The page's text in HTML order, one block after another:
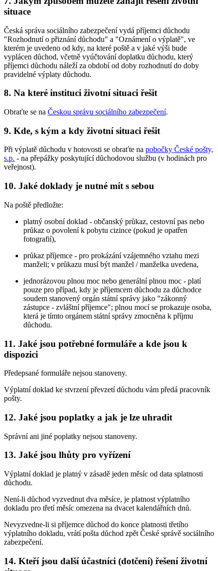
situace
Česká správa sociálního zabezpečení vydá příjemci důchodu
"Rozhodnutí o přiznání důchodu" a "Oznámení o výplatě", ve
kterém je uvedeno od kdy, na které poště a v jaké výši bude
vyplácen důchod, včetně vyúčtování doplatku důchodu, který
příjemci důchodu náleží za období od doby rozhodnutí do doby
pravidelné výplaty důchodu.
8. Na které instituci životní situaci řešit
Obraťte se na Českou správu sociálního zabezpečení.
9. Kde, s kým a kdy životní situaci řešit
Při výplatě důchodu v hotovosti se obraťte na pobočky České pošty,
s.p. - na přepážky poskytující důchodovou službu (v hodinách pro
veřejnost).
10. Jaké doklady je nutné mít s sebou
Na poště předložte:
platný osobní doklad - občanský průkaz, cestovní pas nebo
průkaz o povolení k pobytu cizince (pokud je opatřen
fotografií),
průkaz příjemce - pro prokázání vzájemného vztahu mezi
manželi; v průkazu musí být manžel / manželka uvedena,
jednorázovou plnou moc nebo generální plnou moc - platí
pouze pro případ, kdy je příjemcem důchodu za důchodce
soudem stanovený orgán státní správy jako "zákonný
zástupce - zvláštní příjemce"; plnou mocí se prokazuje osoba,
která je tímto orgánem státní správy zmocněna k příjmu
důchodu.
11. Jaké jsou potřebné formuláře a kde jsou k
dispozici
Předepsané formuláře nejsou stanoveny.
Výplatní doklad ke stvrzení převzetí důchodu vám předá pracovník
pošty.
12. Jaké jsou poplatky a jak je lze uhradit
Správní ani jiné poplatky nejsou stanoveny.
13. Jaké jsou lhůty pro vyřízení
Výplatní doklad je platný v zásadě jeden měsíc od data splatnosti
důchodu.
Není-li důchod vyzvednut dva měsíce, je platnost výplatního
dokladu pro třetí měsíc omezena na dvacet kalendářních dnů.
Nevyzvedne-li si příjemce důchod do konce platnosti třetího
výplatního dokladu, vrátí pošta důchod zpět České správě sociálního
zabezpečení.
14. Kteří jsou další účastníci (dotčení) řešení životní